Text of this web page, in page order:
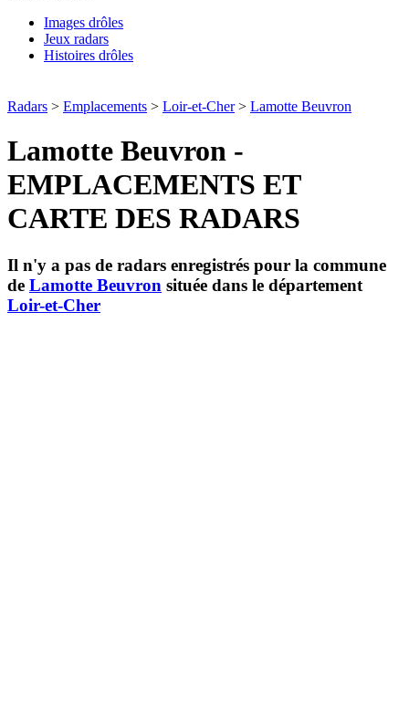
Images drôles
Jeux radars
Histoires drôles
Radars > Emplacements > Loir-et-Cher> Lamotte Beuvron
Lamotte Beuvron -
EMPLACEMENTS ET
CARTE DES RADARS
Il n'y a pas de radars enregistrés pour la commune
de Lamotte Beuvron située dans le département
Loir-et-Cher